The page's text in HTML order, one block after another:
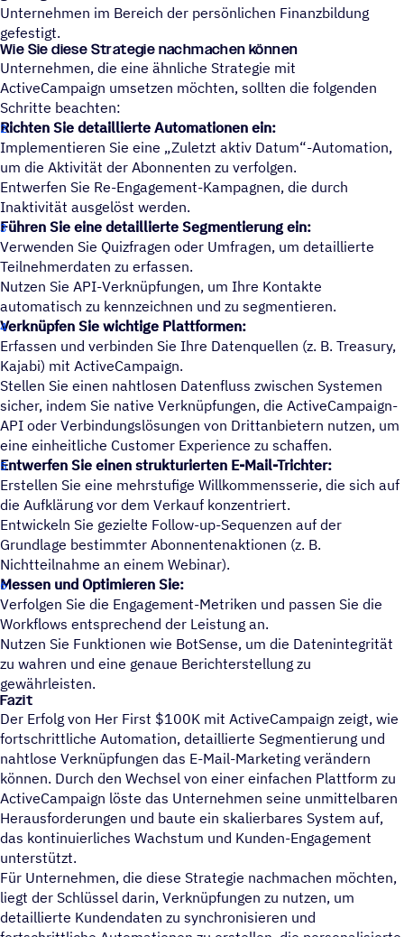
Unternehmen im Bereich der persönlichen Finanzbildung
gefestigt.
Wie Sie diese Strategie nachmachen können
Unternehmen, die eine ähnliche Strategie mit
ActiveCampaign umsetzen möchten, sollten die folgenden
Schritte beachten:
Richten Sie detaillierte Automationen ein:
Implementieren Sie eine „Zuletzt aktiv Datum“-Automation,
um die Aktivität der Abonnenten zu verfolgen.
Entwerfen Sie Re-Engagement-Kampagnen, die durch
Inaktivität ausgelöst werden.
Führen Sie eine detaillierte Segmentierung ein:
Verwenden Sie Quizfragen oder Umfragen, um detaillierte
Teilnehmerdaten zu erfassen.
Nutzen Sie API-Verknüpfungen, um Ihre Kontakte
automatisch zu kennzeichnen und zu segmentieren.
Verknüpfen Sie wichtige Plattformen:
Erfassen und verbinden Sie Ihre Datenquellen (z. B. Treasury,
Kajabi) mit ActiveCampaign.
Stellen Sie einen nahtlosen Datenfluss zwischen Systemen
sicher, indem Sie native Verknüpfungen, die ActiveCampaign-
API oder Verbindungslösungen von Drittanbietern nutzen, um
eine einheitliche Customer Experience zu schaffen.
Entwerfen Sie einen strukturierten E-Mail-Trichter:
Erstellen Sie eine mehrstufige Willkommensserie, die sich auf
die Aufklärung vor dem Verkauf konzentriert.
Entwickeln Sie gezielte Follow-up-Sequenzen auf der
Grundlage bestimmter Abonnentenaktionen (z. B.
Nichtteilnahme an einem Webinar).
Messen und Optimieren Sie:
Verfolgen Sie die Engagement-Metriken und passen Sie die
Workflows entsprechend der Leistung an.
Nutzen Sie Funktionen wie BotSense, um die Datenintegrität
zu wahren und eine genaue Berichterstellung zu
gewährleisten.
Fazit
Der Erfolg von Her First $100K mit ActiveCampaign zeigt, wie
fortschrittliche Automation, detaillierte Segmentierung und
nahtlose Verknüpfungen das E-Mail-Marketing verändern
können. Durch den Wechsel von einer einfachen Plattform zu
ActiveCampaign löste das Unternehmen seine unmittelbaren
Herausforderungen und baute ein skalierbares System auf,
das kontinuierliches Wachstum und Kunden-Engagement
unterstützt.
Für Unternehmen, die diese Strategie nachmachen möchten,
liegt der Schlüssel darin, Verknüpfungen zu nutzen, um
detaillierte Kundendaten zu synchronisieren und